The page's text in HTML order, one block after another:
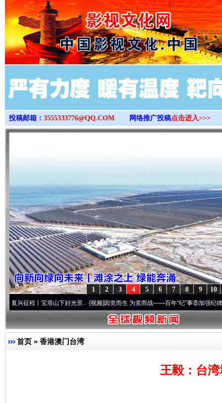
>
投稿邮箱： 3555333776@QQ.COM 网络推广投稿点击进入>>>
10
9
8
7
6
5
4
3
2
1
丨宝塔山下好光景..·[视频]因党而生 为党而战——百年“纪”事⑧加强纪律..·[视频]牢
首页 » 香港澳门台湾
王毅：台